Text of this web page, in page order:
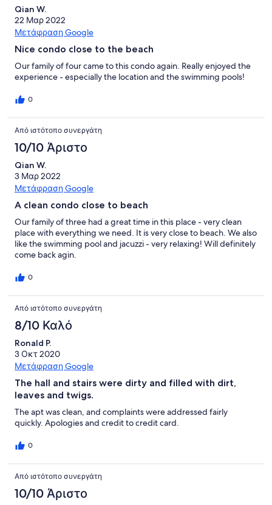
Qian W.
22 Μαρ 2022
Μετάφραση Google
Nice condo close to the beach
Our family of four came to this condo again. Really enjoyed the
experience - especially the location and the swimming pools!
0
Από ιστότοπο συνεργάτη
10/10 Άριστο
Qian W.
3 Μαρ 2022
Μετάφραση Google
A clean condo close to beach
Our family of three had a great time in this place - very clean
place with everything we need. It is very close to beach. We also
like the swimming pool and jacuzzi - very relaxing! Will definitely
come back agin.
0
Από ιστότοπο συνεργάτη
8/10 Καλό
Ronald P.
3 Οκτ 2020
Μετάφραση Google
The hall and stairs were dirty and filled with dirt,
leaves and twigs.
The apt was clean, and complaints were addressed fairly
quickly. Apologies and credit to credit card.
0
Από ιστότοπο συνεργάτη
10/10 Άριστο